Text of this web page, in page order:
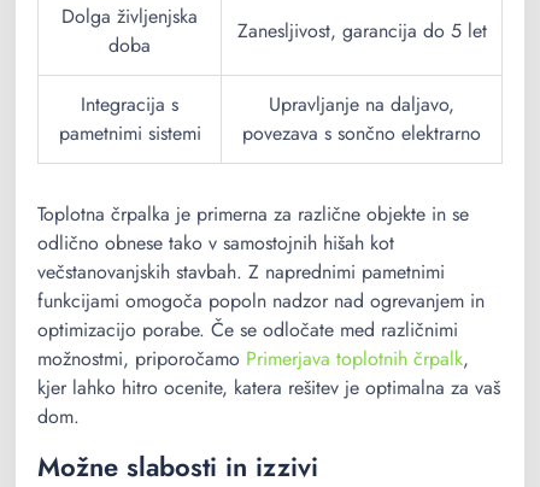
Dolga življenjska
doba
Zanesljivost, garancija do 5 let
Integracija s
pametnimi sistemi
Upravljanje na daljavo,
povezava s sončno elektrarno
Toplotna črpalka je primerna za različne objekte in se
odlično obnese tako v samostojnih hišah kot
večstanovanjskih stavbah. Z naprednimi pametnimi
funkcijami omogoča popoln nadzor nad ogrevanjem in
optimizacijo porabe. Če se odločate med različnimi
možnostmi, priporočamo Primerjava toplotnih črpalk,
kjer lahko hitro ocenite, katera rešitev je optimalna za vaš
dom.
Možne slabosti in izzivi